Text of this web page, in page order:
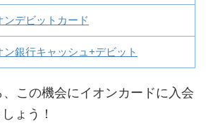
ンデビットカード
ン銀行キャッシュ+デビット
この機会にイオンカードに入会
ょう！